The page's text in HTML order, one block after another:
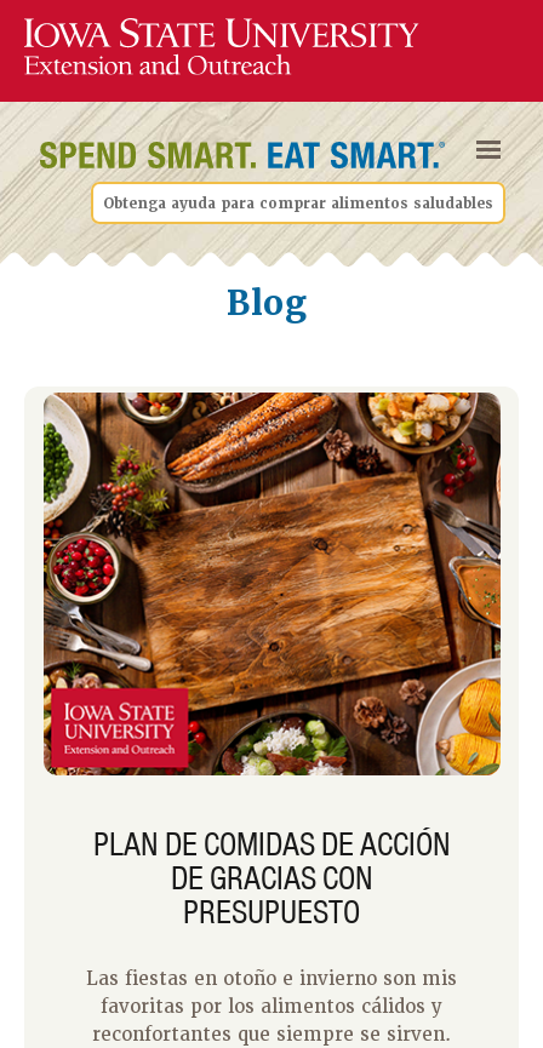
Obtenga ayuda para comprar alimentos saludables
Blog
PLAN DE COMIDAS DE ACCIÓN
DE GRACIAS CON
PRESUPUESTO
Las fiestas en otoño e invierno son mis
favoritas por los alimentos cálidos y
reconfortantes que siempre se sirven.